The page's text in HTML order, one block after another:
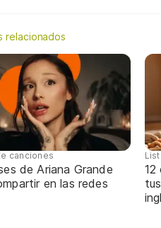
relacionados
canciones
de Ariana Grande
en las redes
12